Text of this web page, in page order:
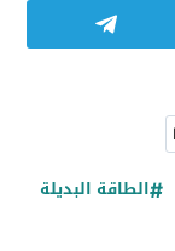
الطاقة البديلة